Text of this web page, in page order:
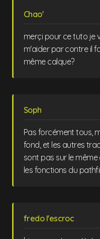
Chao'
merçi pour ce tuto je
m'aider par contre il
même calque?
Soph
Pas forcément tous,
fond, et les autres
sont pas sur le même
les fonctions du
fredo l'escroc